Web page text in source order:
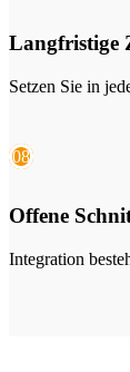
Langfristige
Setzen Sie in
08
Offene
Integration